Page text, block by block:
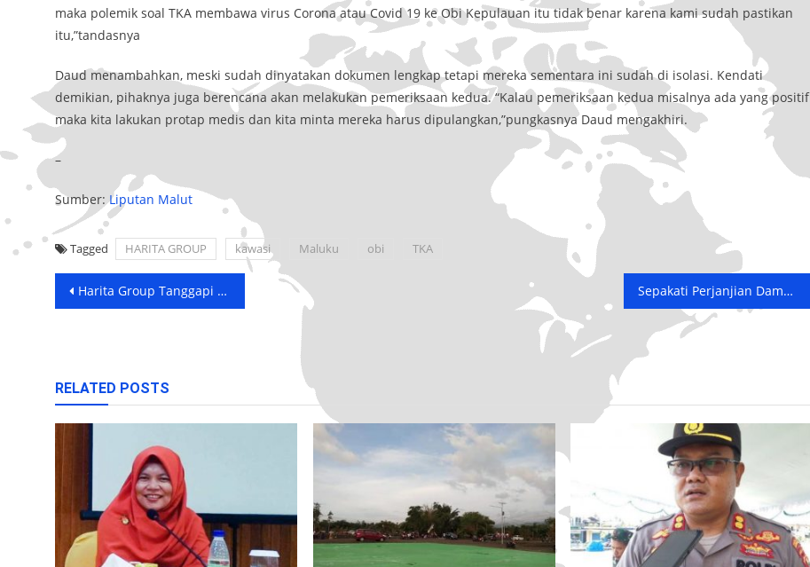
maka polemik soal TKA membawa virus Corona atau Covid 19 ke Obi Kepulauan itu tidak benar karena kami sudah pastikan
itu,”tandasnya
Daud menambahkan, meski sudah dinyatakan dokumen lengkap tetapi mereka sementara ini sudah di isolasi. Kendati
demikian, pihaknya juga berencana akan melakukan pemeriksaan kedua. “Kalau pemeriksaan kedua misalnya ada yang positif
maka kita lakukan protap medis dan kita minta mereka harus dipulangkan,”pungkasnya Daud mengakhiri.
–
Sumber:Liputan Malut
Tagged HARITA GROUP kawasi Maluku obi TKA
Post
Harita Group Tanggapi Aksi Demo di Perusahaan Sepakati Perjanjian Damai, PT HPAL Dapat Beraktivitas Kembali
RELATED POSTS